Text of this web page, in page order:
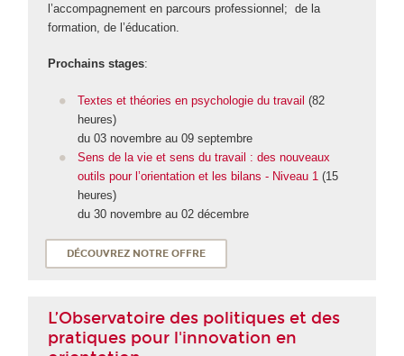
l’accompagnement en parcours professionnel; de la
formation, de l’éducation.
Prochains stages:
Textes et théories en psychologie du travail (82
heures)
du 03 novembre au 09 septembre
Sens de la vie et sens du travail : des nouveaux
outils pour l’orientation et les bilans - Niveau 1 (15
heures)
du 30 novembre au 02 décembre
DÉCOUVREZ NOTRE OFFRE
L’Observatoire des politiques et des
pratiques pour l'innovation en